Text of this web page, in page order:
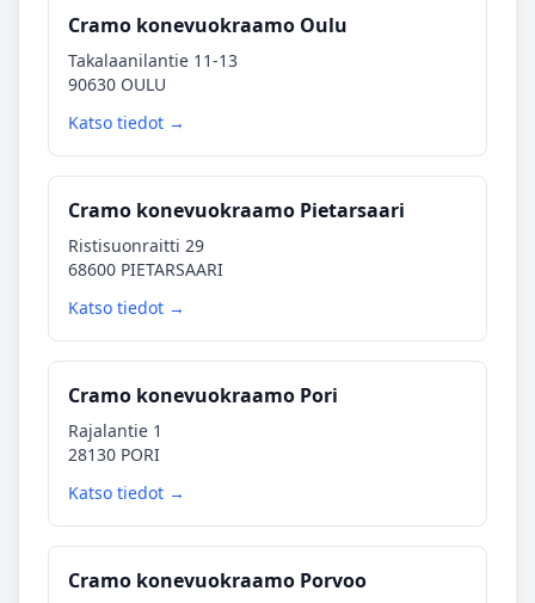
Cramo konevuokraamo Oulu
Takalaanilantie 11-13
90630 OULU
Katso tiedot →
Cramo konevuokraamo Pietarsaari
Ristisuonraitti 29
68600 PIETARSAARI
Katso tiedot →
Cramo konevuokraamo Pori
Rajalantie 1
28130 PORI
Katso tiedot →
Cramo konevuokraamo Porvoo